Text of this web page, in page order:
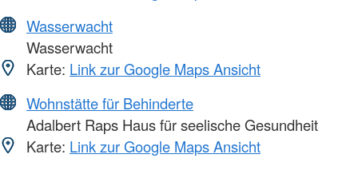
Wasserwacht
Wasserwacht
Karte: Link zur Google Maps Ansicht
Wohnstätte für Behinderte
Adalbert Raps Haus für seelische Gesundheit
Karte: Link zur Google Maps Ansicht